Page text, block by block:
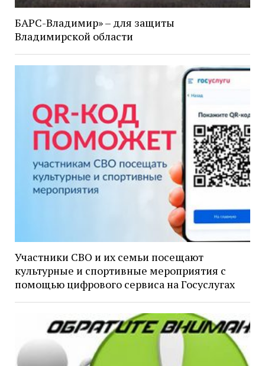
БАРС-Владимир» – для защиты
Владимирской области
Участники СВО и их семьи посещают
культурные и спортивные мероприятия с
помощью цифрового сервиса на Госуслугах